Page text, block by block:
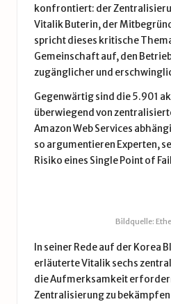
konfrontiert: der
Vitalik Buterin, der
spricht dieses kritische
Gemeinschaft auf, den
zugänglicher und
Gegenwärtig sind die 5.901
überwiegend von
Amazon Web Services
so argumentieren Experten,
Risiko eines Single Point of
Bildquelle:
In seiner Rede auf der Korea
erläuterte Vitalik sechs
die Aufmerksamkeit
Zentralisierung zu